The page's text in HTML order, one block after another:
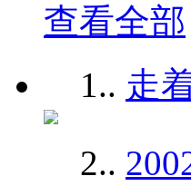
查看全部
1.. 走
2..